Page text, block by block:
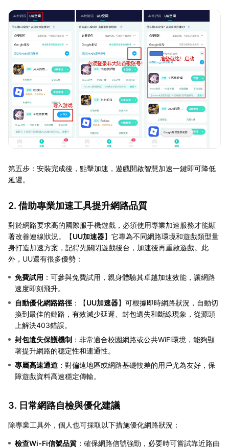
第五步：安裝完成後，點擊加速，遊戲開啟智慧加速一鍵即可降低
延遲。
2. 借助專業加速工具提升網路品質
對於網路要求高的國際服手機遊戲，必須使用專業加速服務才能顯
著改善連線狀況。【UU加速器】它專為不同網路環境和遊戲類型量
身打造加速方案，記得先關閉遊戲後台，加速後再重啟遊戲。此
外，UU還有很多優勢：
免費試用 ：可參與免費試用，親身體驗其卓越加速效能，讓網路
速度即刻飛升。
自動優化網路路徑 ：【UU加速器】可根據即時網路狀況，自動切
換到最佳的鏈路，有效減少延遲、封包遺失和斷線現象，從源頭
上解決403錯誤。
封包遺失保護機制 ：非常適合校園網路或公共WiFi環境，能夠顯
著提升網路的穩定性和連通性。
專屬高速通道 ：對偏遠地區或網路基礎較差的用戶尤為友好，保
障遊戲資料高速穩定傳輸。
3. 日常網路自檢與優化建議
除專業工具外，個人也可採取以下措施優化網路狀況：
檢查Wi-Fi信號品質 ：確保網路信號強勁，必要時可嘗試靠近路由